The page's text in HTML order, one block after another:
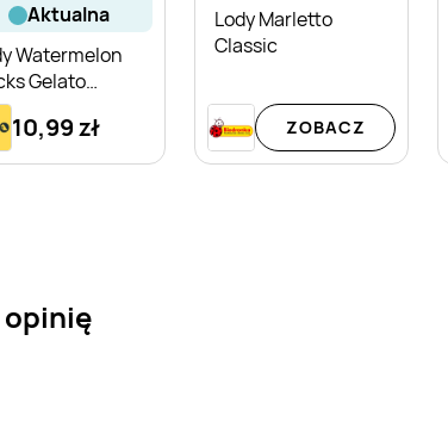
aktualna
Watermelon
Gelato
6-pak
10,99 zł
Lody Marletto
Classic
ZOBACZ
opinię